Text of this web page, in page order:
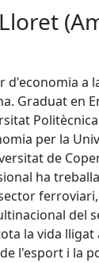
d'economia a
Graduat en
per la
de
ha
del
la vida lligat
l'esport i la